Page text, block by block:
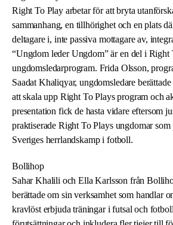
Right To Play arbetar för att bryta
sammanhang, en tillhörighet och en plats
deltagare i, inte passiva mottagare av,
“Ungdom leder Ungdom” är en del i Right
ungdomsledarprogram. Frida Olsson,
Saadat Khaliqyar, ungdomsledare
att skala upp Right To Plays program och
presentation fick de hasta vidare eftersom
praktiserade Right To Plays ungdomar
Sveriges herrlandskamp i fotboll.
Bollihop
Sahar Khalili och Ella Karlsson från
berättade om sin verksamhet som handlar
kravlöst erbjuda träningar i futsal och